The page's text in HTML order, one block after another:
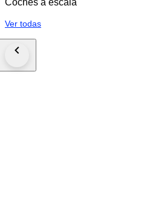
Coches a escala
Ver todas